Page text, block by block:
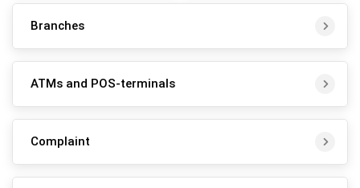
Branches
ATMs and POS-terminals
Complaint